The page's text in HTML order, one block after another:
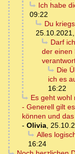
Ich habe
09:22
Du
Darf
der einen
Die
ich es
16:22
Es geht wohl
- Generell gilt
können und
- Olivia,
Alles
16:24